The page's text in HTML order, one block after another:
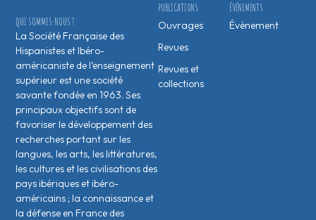
ÉVÉNEMENTS
Évènement
PUBLICATIONS
Ouvrages
Revues
Revues et
collections
QUI SOMMES-NOUS ?
La Société Française des
Hispanistes et Ibéro-
américaniste de l’enseignement
supérieur est une société
savante fondée en 1963. Ses
principaux objectifs sont de
favoriser le développement des
recherches portant sur les
langues, les arts, les littératures,
les cultures et les civilisations des
pays ibériques et ibéro-
américains ; la connaissance et
la défense en France des